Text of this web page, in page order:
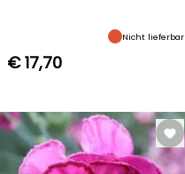
Nicht lieferbar
€ 17,70